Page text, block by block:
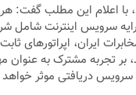
با اعلام این مطلب گفت:
سرویس اینترنت شامل
ایران، اپراتورهای
بر تجربه مشترک به عنوان
سرویس دریافتی موثر خواهد